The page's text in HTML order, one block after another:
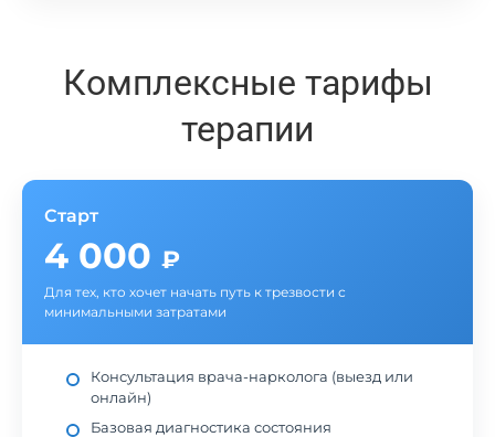
Комплексные тарифы
терапии
Старт
4 000 ₽
Для тех, кто хочет начать путь к трезвости с
минимальными затратами
Консультация врача-нарколога (выезд или
онлайн)
Базовая диагностика состояния